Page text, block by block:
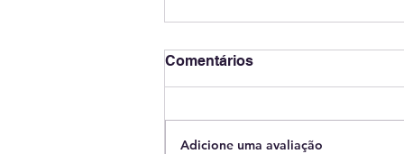
Comentários
Adicione uma avaliação